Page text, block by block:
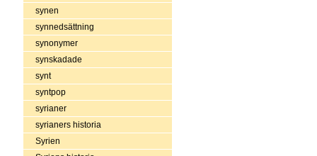
synen
synnedsättning
synonymer
synskadade
synt
syntpop
syrianer
syrianers historia
Syrien